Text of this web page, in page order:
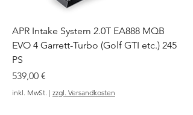
APR Intake System 2.0T EA888 MQB
EVO 4 Garrett-Turbo (Golf GTI etc.) 245
PS
Preis
539,00 €
inkl. MwSt. | zzgl. Versandkosten